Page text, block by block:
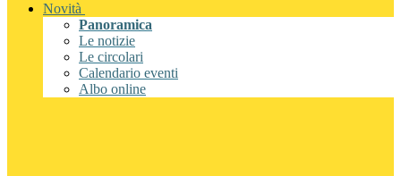
Novità
Panoramica
Le notizie
Le circolari
Calendario eventi
Albo online